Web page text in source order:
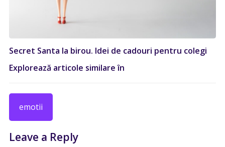
Secret Santa la birou. Idei de cadouri pentru colegi
Explorează articole similare în
emotii
Leave a Reply